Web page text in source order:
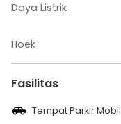
Daya Listrik
Hoek
Fasilitas
Tempat Parkir Mobil